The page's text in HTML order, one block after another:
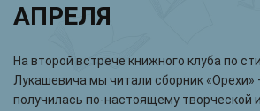
АПРЕЛЯ
На второй встрече книжного клуба по
Лукашевича мы читали сборник «Орехи»
получилась по-настоящему творческой